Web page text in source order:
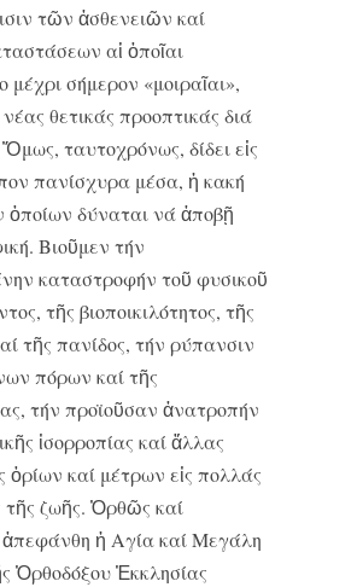
τῶν ἀσθενειῶν καί
αἱ ὁποῖαι
μέχρι σήμερον «μοιραῖαι»,
νέας θετικάς προοπτικάς διά
ταυτοχρόνως, δίδει εἰς
πανίσχυρα μέσα, ἡ κακή
ὁποίων δύναται νά ἀποβῇ
Βιοῦμεν τήν
καταστροφήν τοῦ φυσικοῦ
τῆς βιοποικιλότητος, τῆς
τῆς πανίδος, τήν ρύπανσιν
πόρων καί τῆς
τήν προϊοῦσαν ἀνατροπήν
ἰσορροπίας καί ἄλλας
ὁρίων καί μέτρων εἰς πολλάς
τῆς ζωῆς. Ὀρθῶς καί
ἡ Αγία καί Μεγάλη
Ὀρθοδόξου Ἐκκλησίας